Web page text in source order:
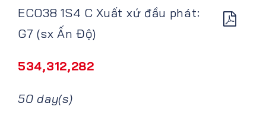
ECO38 1S4 C Xuất xứ đầu phát:
G7 (sx Ấn Độ)
534,312,282
50 day(s)